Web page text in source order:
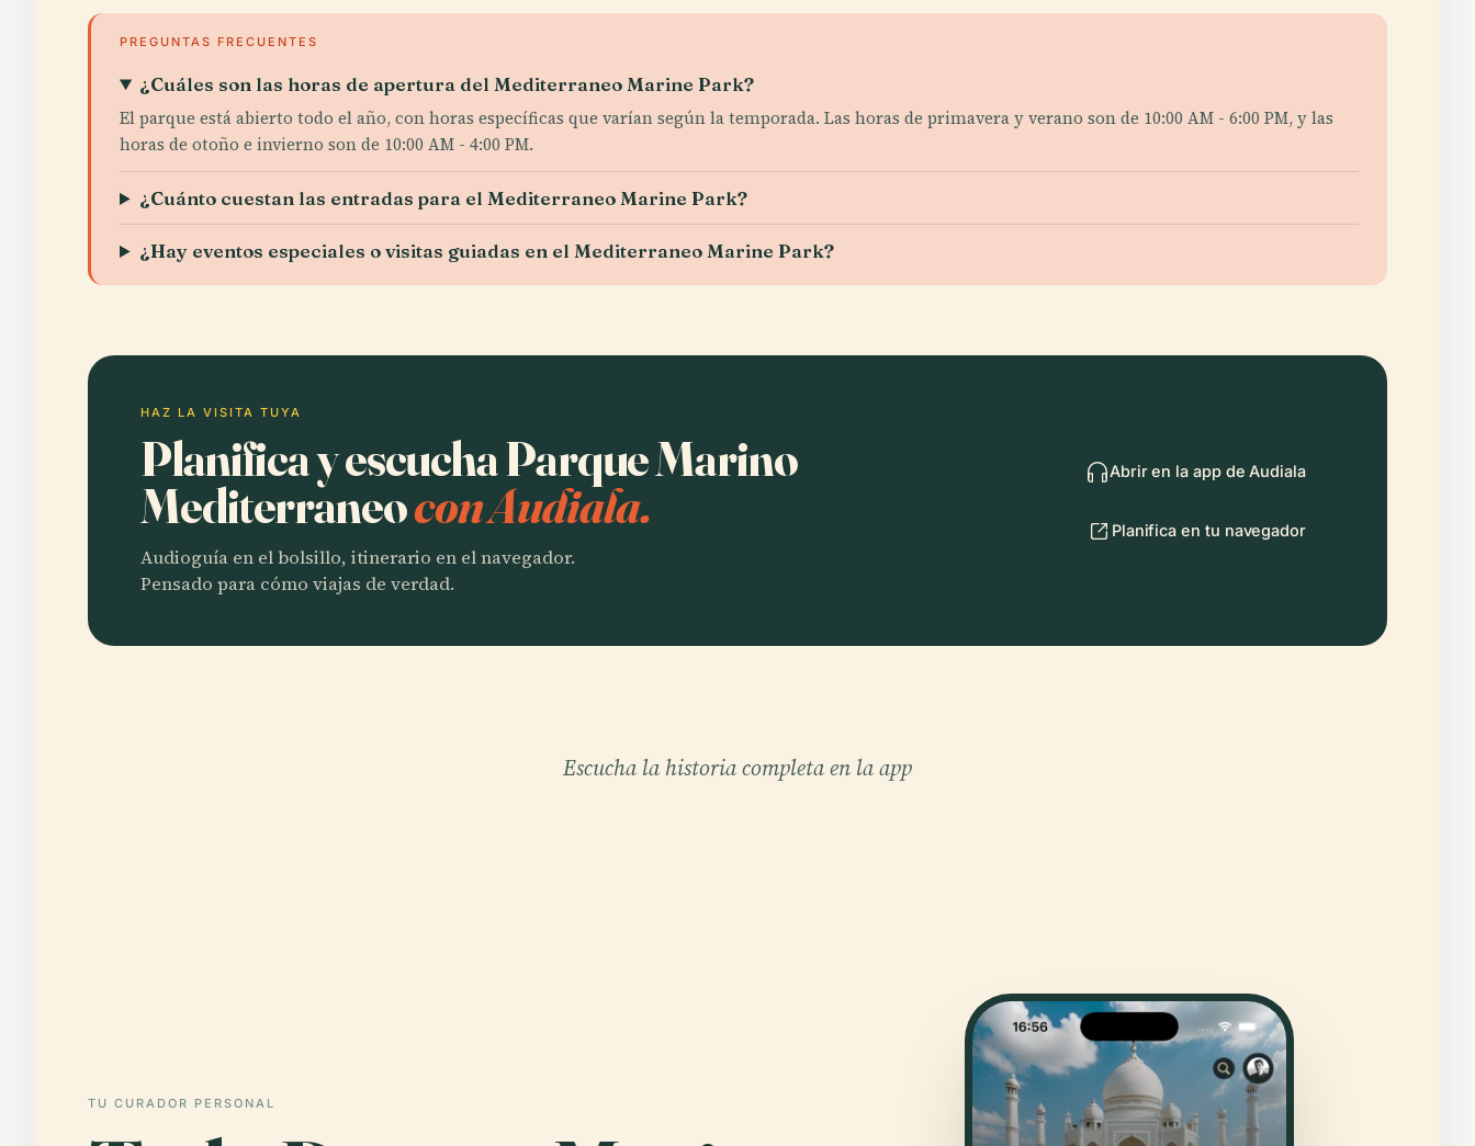
PREGUNTAS FRECUENTES
¿Cuáles son las horas de apertura del Mediterraneo Marine Park?
El parque está abierto todo el año, con horas específicas que varían según la temporada. Las horas de primavera y verano son de 10:00 AM - 6:00 PM, y las
horas de otoño e invierno son de 10:00 AM - 4:00 PM.
¿Cuánto cuestan las entradas para el Mediterraneo Marine Park?
¿Hay eventos especiales o visitas guiadas en el Mediterraneo Marine Park?
HAZ LA VISITA TUYA
Planifica y escucha Parque Marino
Mediterraneocon Audiala.
Audioguía en el bolsillo, itinerario en el navegador.
Pensado para cómo viajas de verdad.
Abrir en la app de Audiala
Planifica en tu navegador
Escucha la historia completa en la app
TU CURADOR PERSONAL